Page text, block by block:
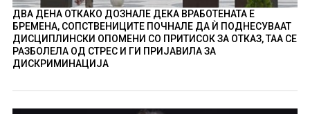
ДВА ДЕНА ОТКАКО ДОЗНАЛЕ ДЕКА ВРАБОТЕНАТА Е
БРЕМЕНА, СОПСТВЕНИЦИТЕ ПОЧНАЛЕ ДА Ѝ ПОДНЕСУВААТ
ДИСЦИПЛИНСКИ ОПОМЕНИ СО ПРИТИСОК ЗА ОТКАЗ, ТАА СЕ
РАЗБОЛЕЛА ОД СТРЕС И ГИ ПРИЈАВИЛА ЗА
ДИСКРИМИНАЦИЈА